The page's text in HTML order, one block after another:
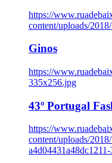
https://
content/uploads/
Ginos
https://
335x256.jpg
43º Portugal
https://
content/uploads/